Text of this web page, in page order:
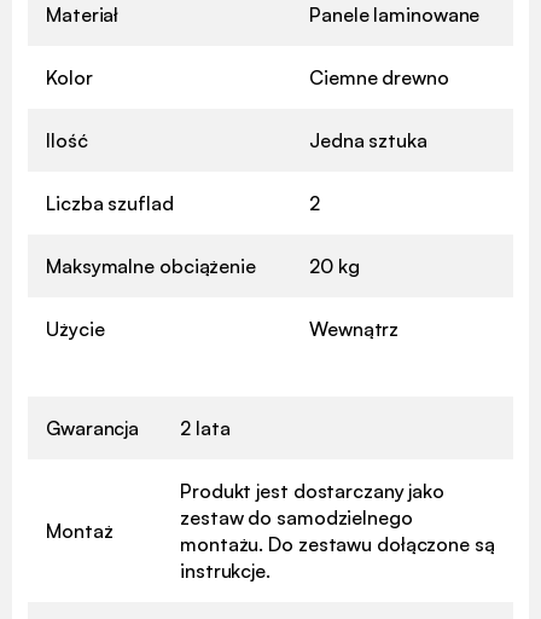
Materiał Panele laminowane
Kolor Ciemne drewno
Ilość Jedna sztuka
Liczba szuflad 2
Maksymalne obciążenie 20 kg
Użycie Wewnątrz
Gwarancja 2 lata
Montaż
Produkt jest dostarczany jako
zestaw do samodzielnego
montażu. Do zestawu dołączone są
instrukcje.